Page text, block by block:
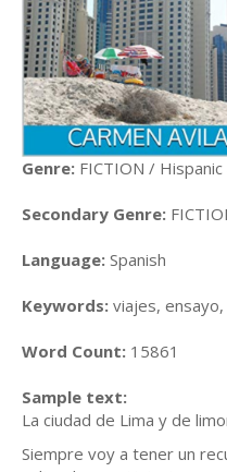
Genre: FICTION /
Secondary Genre:
Language: Spanish
Keywords: viajes,
Word Count: 15861
Sample text:
La ciudad de Lima y de
Siempre voy a tener un